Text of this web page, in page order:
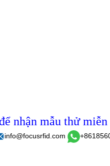
nhận mẫu thử
info@focusrfid.com